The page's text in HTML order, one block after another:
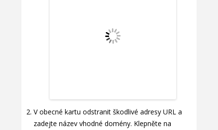
V obecné kartu odstranit škodlivé adresy URL a
zadejte název vhodné domény. Klepněte na